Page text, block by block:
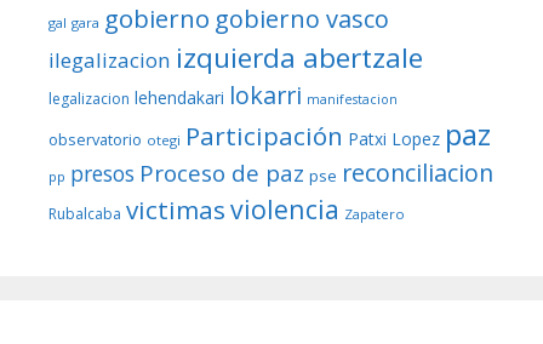
gal gara gobierno gobierno vasco
ilegalizacion izquierda abertzale
legalizacion lehendakari lokarri manifestacion
observatorio otegi Participación Patxi Lopez paz
pp presos Proceso de paz pse reconciliacion
Rubalcaba victimasviolencia Zapatero